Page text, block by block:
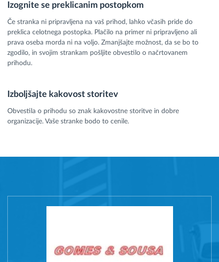
Izognite se preklicanim postopkom
Če stranka ni pripravljena na vaš prihod, lahko včasih pride do
preklica celotnega postopka. Plačilo na primer ni pripravljeno ali
prava oseba morda ni na voljo. Zmanjšajte možnost, da se bo to
zgodilo, in svojim strankam pošljite obvestilo o načrtovanem
prihodu.
Izboljšajte kakovost storitev
Obvestila o prihodu so znak kakovostne storitve in dobre
organizacije. Vaše stranke bodo to cenile.